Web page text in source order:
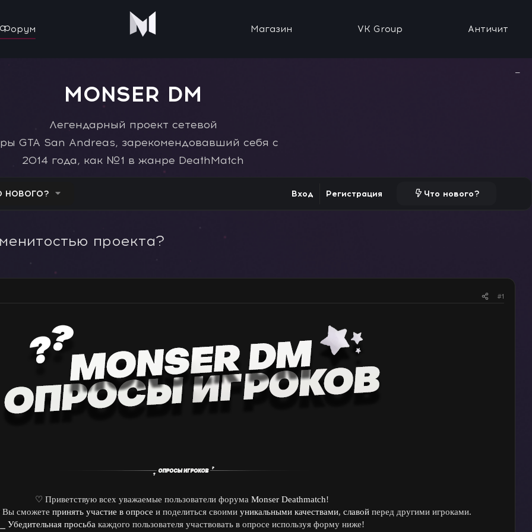
Форум Магазин VK Group Античит
−
MONSER DM
Легендарный проект сетевой
GTA San Andreas, зарекомендовавший себя с
2014 года, как №1 в жанре DeathMatch
НОВОГО? Вход Регистрация Что нового?
проекта?
#1
♡ Приветствую всех уважаемые пользователи форума Monser Deathmatch!
Вы сможете принять участие в опросе и поделиться своими уникальными качествами, славой перед другими игроками.
Убедительная просьба каждого пользователя участвовать в опросе используя форму ниже!